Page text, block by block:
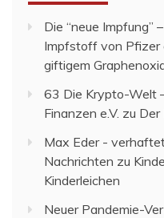
Die “neue Impfung”
Impfstoff von Pfizer
giftigem
63 Die Krypto-Welt
Finanzen e.V. zu Der
Max Eder -
Nachrichten zu
Kinderleichen
Neuer Pandemie-